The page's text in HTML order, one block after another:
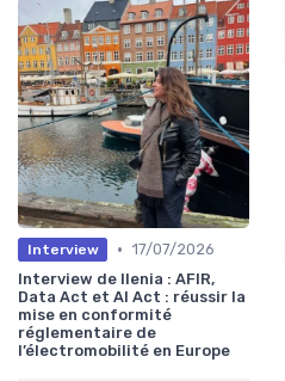
Interview • 17/07/2026
Interview de Ilenia : AFIR,
Data Act et AI Act : réussir la
mise en conformité
réglementaire de
l’électromobilité en Europe